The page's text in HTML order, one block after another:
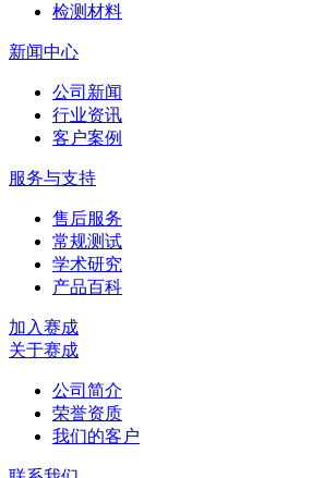
检测材料
新闻中心
公司新闻
行业资讯
客户案例
服务与支持
售后服务
常规测试
学术研究
产品百科
加入赛成
关于赛成
公司简介
荣誉资质
我们的客户